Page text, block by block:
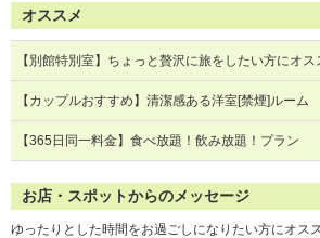
オススメ
【別館特別室】ちょっと贅沢に旅をしたい方にオス
【カップルおすすめ】清潔感ある洋室[禁煙]ルーム
【365日同一料金】食べ放題！飲み放題！プラン
お店・スポットからのメッセージ
ゆったりとした時間をお過ごしになりたい方にオス